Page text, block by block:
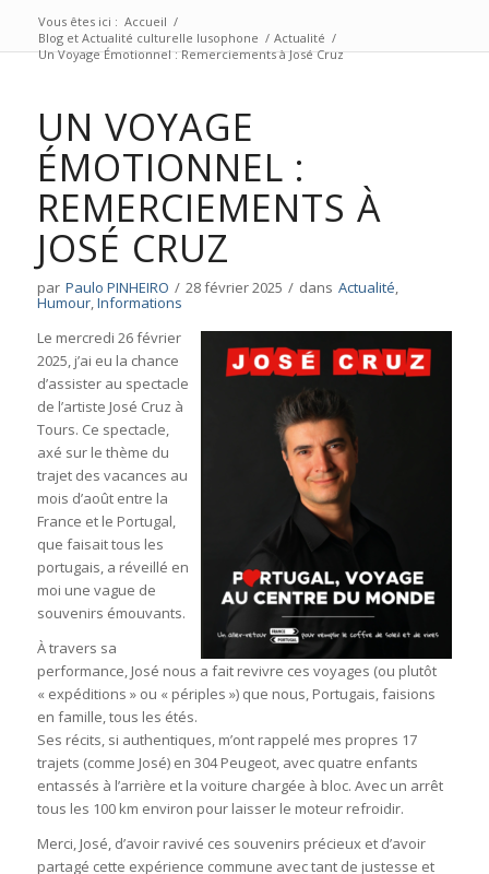
Vous êtes ici : Accueil /
Blog et Actualité culturelle lusophone / Actualité /
Un Voyage Émotionnel : Remerciements à José Cruz
UN VOYAGE
ÉMOTIONNEL :
REMERCIEMENTS À
JOSÉ CRUZ
par Paulo PINHEIRO / 28 février 2025 / dans Actualité,
Humour,Informations
Le mercredi 26 février
2025, j’ai eu la chance
d’assister au spectacle
de l’artiste José Cruz à
Tours. Ce spectacle,
axé sur le thème du
trajet des vacances au
mois d’août entre la
France et le Portugal,
que faisait tous les
portugais, a réveillé en
moi une vague de
souvenirs émouvants.
À travers sa
performance, José nous a fait revivre ces voyages (ou plutôt
« expéditions » ou « périples ») que nous, Portugais, faisions
en famille, tous les étés.
Ses récits, si authentiques, m’ont rappelé mes propres 17
trajets (comme José) en 304 Peugeot, avec quatre enfants
entassés à l’arrière et la voiture chargée à bloc. Avec un arrêt
tous les 100 km environ pour laisser le moteur refroidir.
Merci, José, d’avoir ravivé ces souvenirs précieux et d’avoir
partagé cette expérience commune avec tant de justesse et